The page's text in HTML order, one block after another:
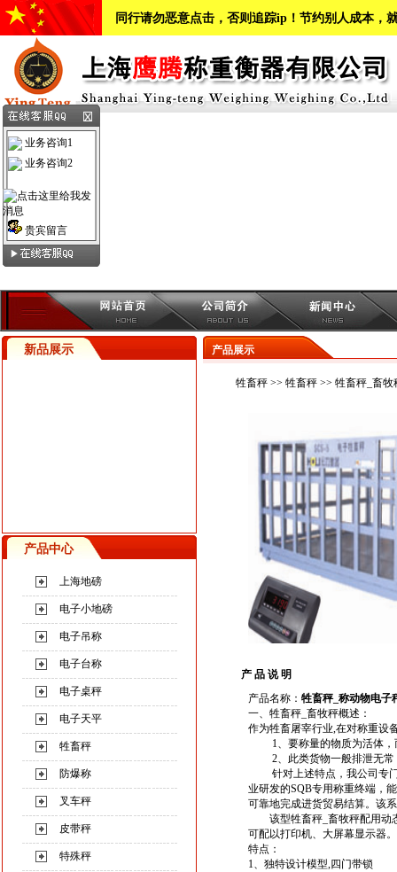
同行请勿恶意点击，否则追踪ip！节约别人成本，
新品展示
产品中心
上海地磅
电子小地磅
电子吊称
电子台称
电子桌秤
电子天平
牲畜秤
防爆称
叉车秤
皮带秤
特殊秤
产品展示
牲畜秤>> 牲畜秤>> 牲畜秤_畜牧
产 品 说 明
产品名称： 牲畜秤_ 称动物电子
一、 牲畜秤_畜牧秤概述：
作为牲畜屠宰行业,在对称重设
1、要称量的物质为活体，
2、此类货物一般排泄无常
针对上述特点，我公司专门
业研发的SQB专用称重终端，
可靠地完成进货贸易结算。该
该型牲畜秤 畜牧秤配用动
可配以打印机、大屏幕显示器。
特点：
1、独特设计模型,四门带锁
业务咨询1
业务咨询2
贵宾留言